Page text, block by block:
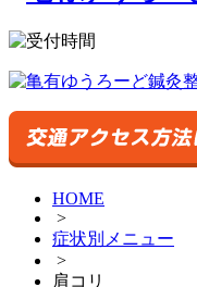
HOME
>
症状別メニュー
>
肩コリ